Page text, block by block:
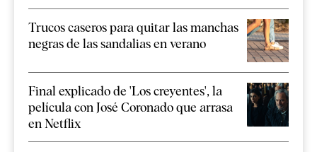
Trucos caseros para quitar las manchas
negras de las sandalias en verano
Final explicado de 'Los creyentes', la
película con José Coronado que arrasa
en Netflix